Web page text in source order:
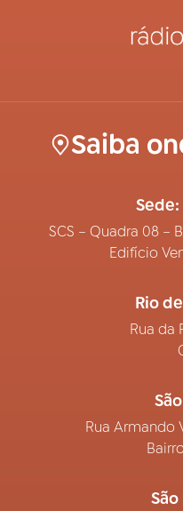
Saiba
Sede:
SCS – Quadra 08 –
Edifício
Rio
Rua da
Rua Armando
São